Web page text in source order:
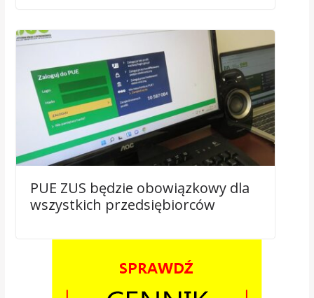
PUE ZUS będzie obowiązkowy dla
wszystkich przedsiębiorców